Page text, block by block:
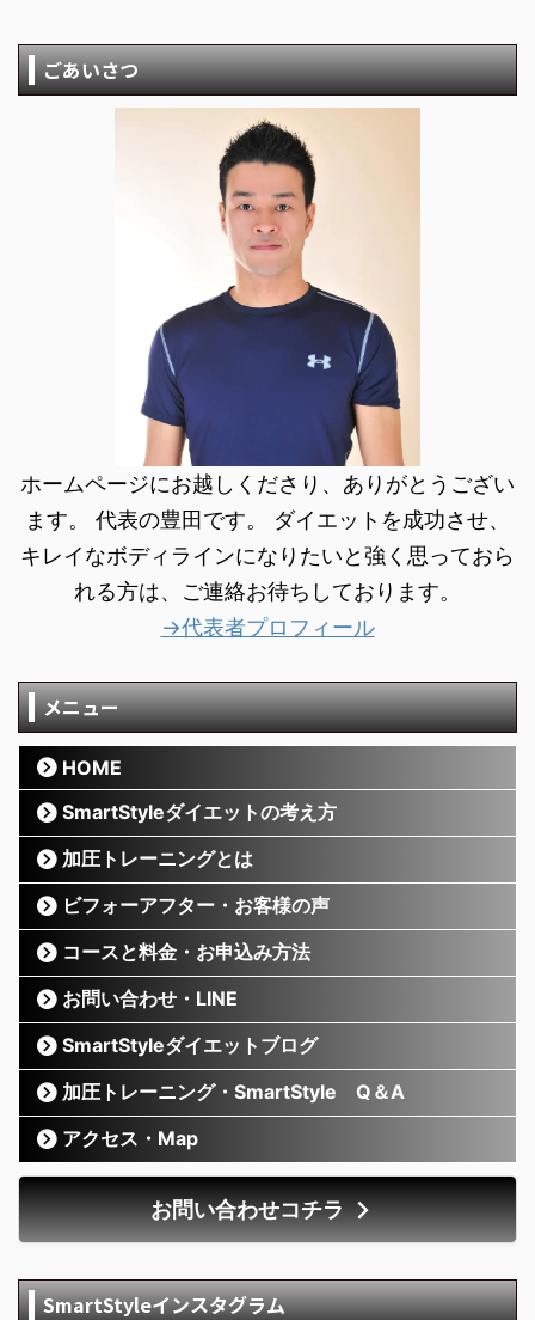
ごあいさつ
ホームページにお越しくださり、ありがとうござい
ます。 代表の豊田です。 ダイエットを成功させ、
キレイなボディラインになりたいと強く思っておら
れる方は、ご連絡お待ちしております。
→代表者プロフィール
メニュー
HOME
SmartStyleダイエットの考え方
加圧トレーニングとは
ビフォーアフター・お客様の声
コースと料金・お申込み方法
お問い合わせ・LINE
SmartStyleダイエットブログ
加圧トレーニング・SmartStyle Q＆A
アクセス・Map
お問い合わせコチラ
SmartStyleインスタグラム